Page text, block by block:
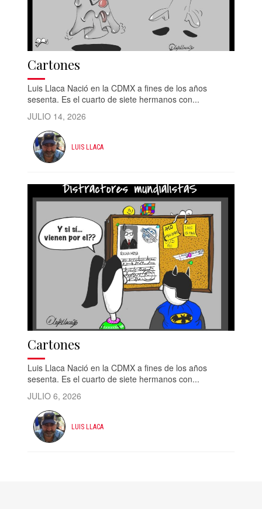
Cartones
Luis Llaca Nació en la CDMX a fines de los años
sesenta. Es el cuarto de siete hermanos con...
JULIO 14, 2026
LUIS LLACA
Cartones
Luis Llaca Nació en la CDMX a fines de los años
sesenta. Es el cuarto de siete hermanos con...
JULIO 6, 2026
LUIS LLACA